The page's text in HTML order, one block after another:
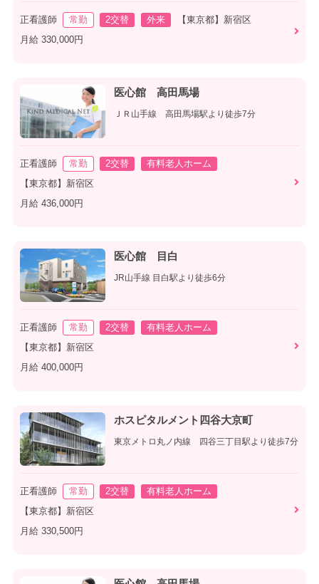
正看護師 常勤 2交替 外来
【東京都】新宿区
月給 330,000円
医心館 高田馬場
ＪＲ山手線 高田馬場駅より徒歩7分
正看護師 常勤 2交替
有料老人ホーム
【東京都】新宿区
月給 436,000円
医心館 目白
JR山手線 目白駅より徒歩6分
正看護師 常勤 2交替
有料老人ホーム
【東京都】新宿区
月給 400,000円
ホスピタルメント四谷大京町
東京メトロ丸ノ内線 四谷三丁目駅より徒歩7分
正看護師 常勤 2交替
有料老人ホーム
【東京都】新宿区
月給 330,500円